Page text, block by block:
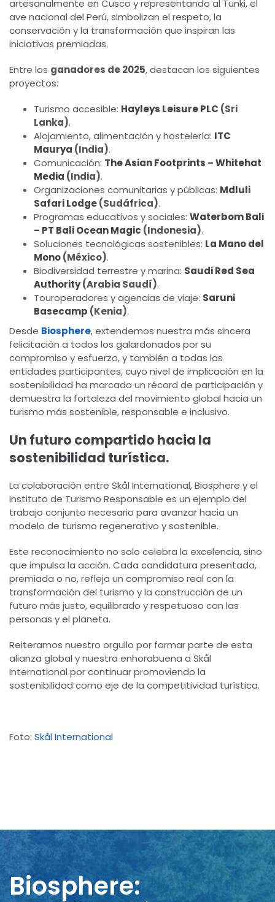
artesanalmente en Cusco y representando al Tunki, el
ave nacional del Perú, simbolizan el respeto, la
conservación y la transformación que inspiran las
iniciativas premiadas.
Entre los ganadores de 2025, destacan los siguientes
proyectos:
Turismo accesible: Hayleys Leisure PLC (Sri
Lanka).
Alojamiento, alimentación y hostelería: ITC
Maurya (India).
Comunicación: The Asian Footprints –Whitehat
Media (India).
Organizaciones comunitarias y públicas: Mdluli
Safari Lodge(Sudáfrica).
Programas educativos y sociales: Waterbom Bali
– PT Bali Ocean Magic (Indonesia).
Soluciones tecnológicas sostenibles: La Mano del
Mono(México).
Biodiversidad terrestre y marina: Saudi Red Sea
Authority(Arabia Saudí).
Touroperadores y agencias de viaje: Saruni
Basecamp (Kenia).
Desde Biosphere, extendemos nuestra más sincera
felicitación a todos los galardonados por su
compromiso y esfuerzo, y también a todas las
entidades participantes, cuyo nivel de implicación en la
sostenibilidad ha marcado un récord de participación y
demuestra la fortaleza del movimiento global hacia un
turismo más sostenible, responsable e inclusivo.
Un futuro compartido hacia la
sostenibilidad turística.
La colaboración entre Skål International, Biosphere y el
Instituto de Turismo Responsable es un ejemplo del
trabajo conjunto necesario para avanzar hacia un
modelo de turismo regenerativo y sostenible.
Este reconocimiento no solo celebra la excelencia, sino
que impulsa la acción. Cada candidatura presentada,
premiada o no, refleja un compromiso real con la
transformación del turismo y la construcción de un
futuro más justo, equilibrado y respetuoso con las
personas y el planeta.
Reiteramos nuestro orgullo por formar parte de esta
alianza global y nuestra enhorabuena a Skål
International por continuar promoviendo la
sostenibilidad como eje de la competitividad turística.
Foto: Skål International
Biosphere: